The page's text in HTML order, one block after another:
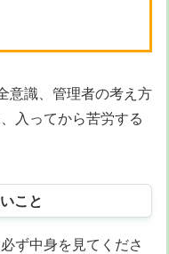
意識、管理者の考え方
入ってから苦労する
こと
ず中身を見てくださ